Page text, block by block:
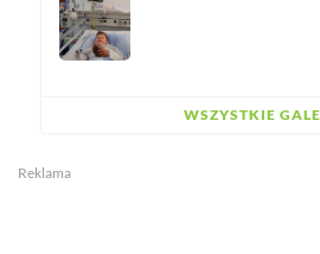
WSZYSTKIE
Reklama